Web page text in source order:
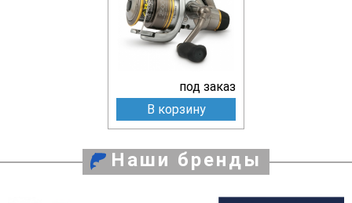
под заказ
В корзину
Наши бренды